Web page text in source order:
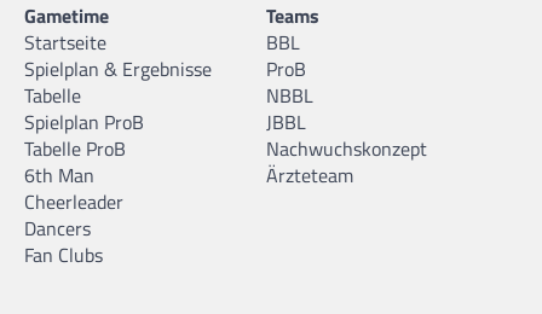
Gametime
Startseite
Spielplan & Ergebnisse
Tabelle
Spielplan ProB
Tabelle ProB
6th Man
Cheerleader
Dancers
Fan Clubs
Teams
BBL
ProB
NBBL
JBBL
Nachwuchskonzept
Ärzteteam